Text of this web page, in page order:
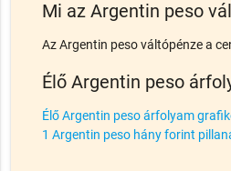
Mi az Argentin peso
Az Argentin peso váltópénze a
Élő Argentin peso
Élő Argentin peso árfolyam
1 Argentin peso hány forint